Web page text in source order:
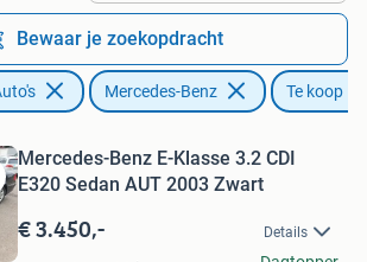
Bewaar je zoekopdracht
Mercedes-Benz Te koop
Mercedes-Benz E-Klasse 3.2 CDI
E320 Sedan AUT 2003 Zwart
€ 3.450,- Details